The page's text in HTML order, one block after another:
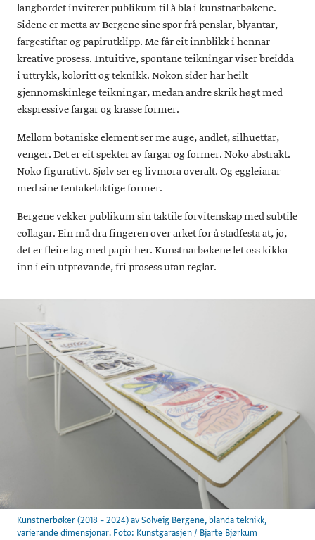
langbordet inviterer publikum til å bla i kunstnarbøkene.
Sidene er metta av Bergene sine spor frå penslar, blyantar,
fargestiftar og papirutklipp. Me får eit innblikk i hennar
kreative prosess. Intuitive, spontane teikningar viser breidda
i uttrykk, koloritt og teknikk. Nokon sider har heilt
gjennomskinlege teikningar, medan andre skrik høgt med
ekspressive fargar og krasse former.
Mellom botaniske element ser me auge, andlet, silhuettar,
venger. Det er eit spekter av fargar og former. Noko abstrakt.
Noko figurativt. Sjølv ser eg livmora overalt. Og eggleiarar
med sine tentakelaktige former.
Bergene vekker publikum sin taktile forvitenskap med subtile
collagar. Ein må dra fingeren over arket for å stadfesta at, jo,
det er fleire lag med papir her. Kunstnarbøkene let oss kikka
inn i ein utprøvande, fri prosess utan reglar.
Kunstnerbøker (2018 – 2024) av Solveig Bergene, blanda teknikk,
varierande dimensjonar. Foto: Kunstgarasjen / Bjarte Bjørkum